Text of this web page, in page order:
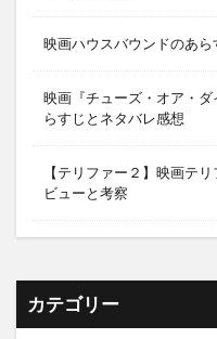
映画ハウスバウンドのあ
映画『チューズ・オア・
らすじとネタバレ感想
【テリファー２】映画テ
ビューと考察
カテゴリー